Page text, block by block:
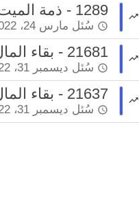
1289 - ذمة الميت تبرأ من الدين فور تحمل وليه عنه
سُئل مارس 24، 2022
21681 - بقاء المال في ذمة صاحبه لمدة عام
سُئل ديسمبر 31، 2022
21637 - بقاء المال في ذمة صاحبه لمدة عام
سُئل ديسمبر 31، 2022